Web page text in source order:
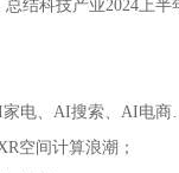
结科技产业2024上
电、AI搜索、AI电
空间计算浪潮；